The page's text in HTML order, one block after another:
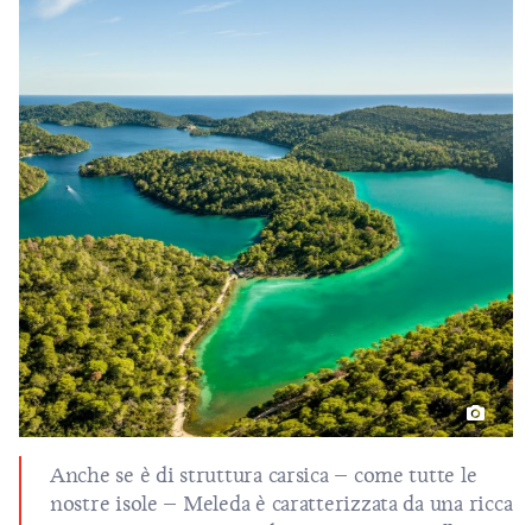
Anche se è di struttura carsica – come tutte le
nostre isole – Meleda è caratterizzata da una ricca